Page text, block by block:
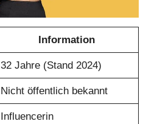
Information
32 Jahre (Stand 2024)
Nicht öffentlich bekannt
Influencerin